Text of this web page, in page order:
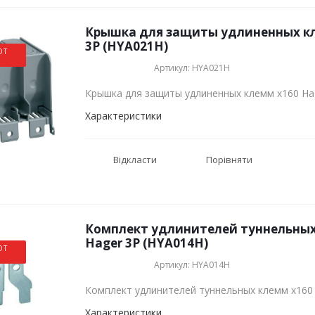
Крышка для защиты удлиненных
3P (HYA021H)
Артикул: HYA021H
Крышка для защиты удлиненных клемм x160
Характеристики
Відкласти Порівняти
Комплект удлинителей
Hager 3P (HYA014H)
Артикул: HYA014H
Комплект удлинителей туннельных клемм